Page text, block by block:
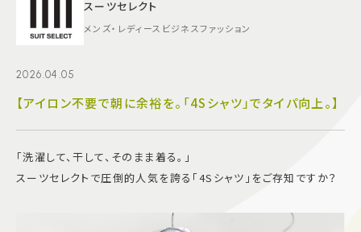
グルメ＆フード
イベント
キッズ＆ベビー
施設案内
スーツセレクト
メンズ・レディースビジネスファッション
2026.04.05
【アイロン不要で朝に余裕を。「4Sシャツ」でタイパ向上。】
「洗濯して、干して、そのまま着る。」
スーツセレクトで圧倒的人気を誇る「4Sシャツ」をご存知ですか？